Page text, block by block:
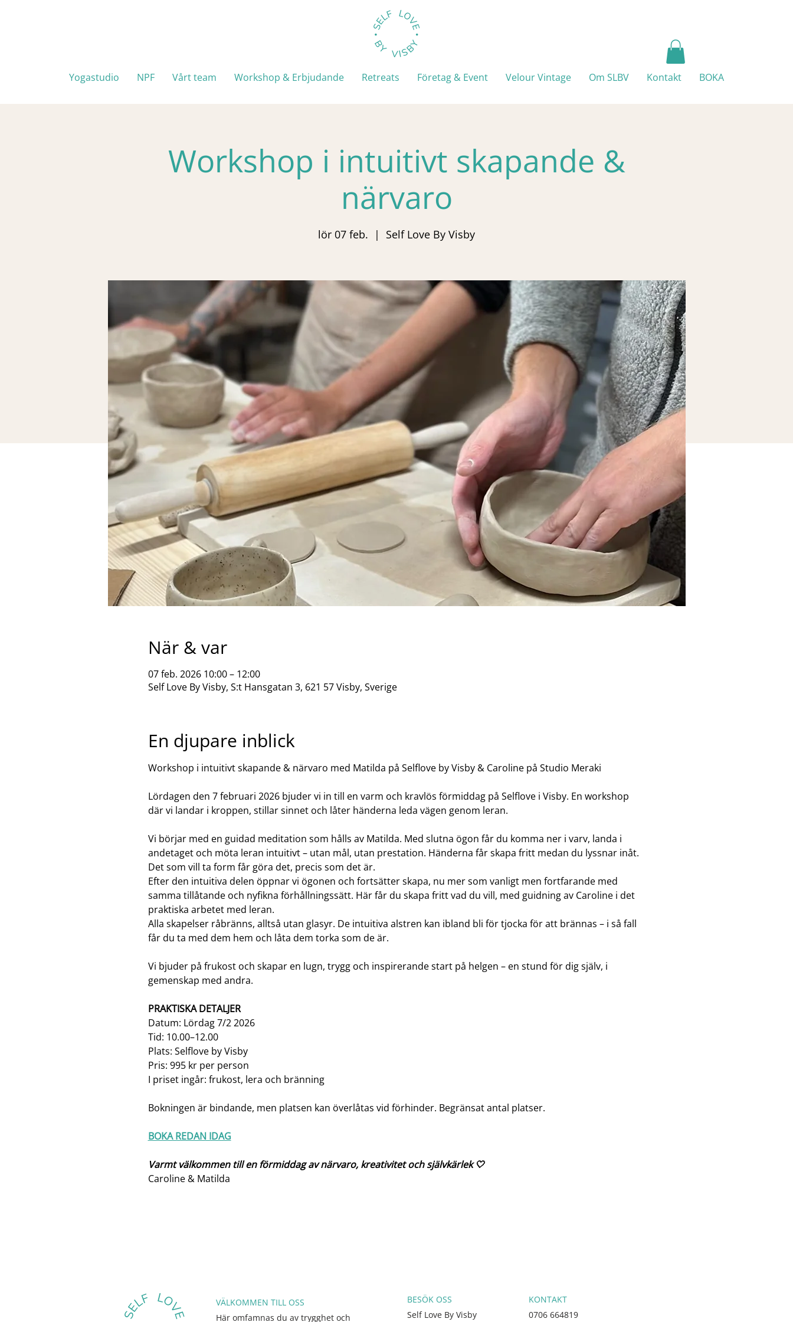
Yogastudio NPF Vårt team Workshop & Erbjudande Retreats Företag & Event Velour Vintage Om SLBV Kontakt BOKA
Workshop i intuitivt skapande &
närvaro
lör 07 feb.
  |
Self Love By Visby
När & var
07 feb. 2026 10:00 – 12:00
Self Love By Visby, S:t Hansgatan 3, 621 57 Visby, Sverige
En djupare inblick
Workshop i intuitivt skapande & närvaro med Matilda på Selflove by Visby & Caroline på Studio Meraki
Lördagen den 7 februari 2026 bjuder vi in till en varm och kravlös förmiddag på Selflove i Visby. En workshop
där vi landar i kroppen, stillar sinnet och låter händerna leda vägen genom leran.
Vi börjar med en guidad meditation som hålls av Matilda. Med slutna ögon får du komma ner i varv, landa i
andetaget och möta leran intuitivt – utan mål, utan prestation. Händerna får skapa fritt medan du lyssnar inåt.
Det som vill ta form får göra det, precis som det är.
Efter den intuitiva delen öppnar vi ögonen och fortsätter skapa, nu mer som vanligt men fortfarande med
samma tillåtande och nyfikna förhållningssätt. Här får du skapa fritt vad du vill, med guidning av Caroline i det
praktiska arbetet med leran.
Alla skapelser råbränns, alltså utan glasyr. De intuitiva alstren kan ibland bli för tjocka för att brännas – i så fall
får du ta med dem hem och låta dem torka som de är.
Vi bjuder på frukost och skapar en lugn, trygg och inspirerande start på helgen – en stund för dig själv, i
gemenskap med andra.
PRAKTISKA DETALJER
Datum: Lördag 7/2 2026
Tid: 10.00–12.00
Plats: Selflove by Visby
Pris: 995 kr per person
I priset ingår: frukost, lera och bränning
Bokningen är bindande, men platsen kan överlåtas vid förhinder. Begränsat antal platser.
BOKA REDAN IDAG
Varmt välkommen till en förmiddag av närvaro, kreativitet och självkärlek 🤍
Caroline & Matilda
VÄLKOMMEN TILL OSS
Här omfamnas du av trygghet och
BESÖK OSS
Self Love By Visby
KONTAKT
0706 664819